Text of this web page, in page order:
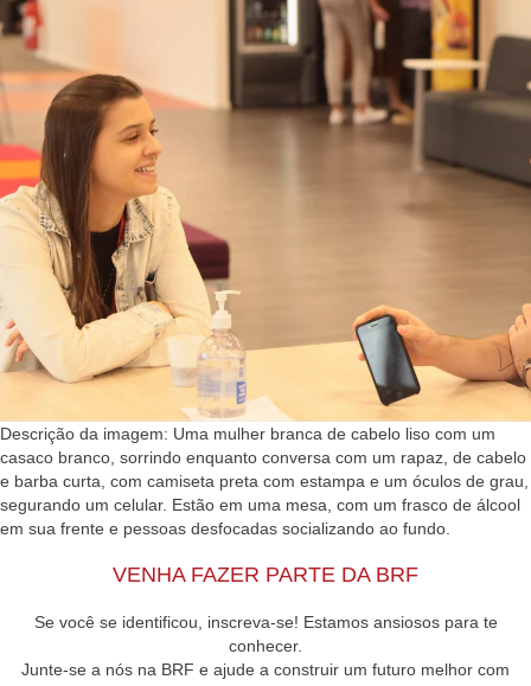
Descrição da imagem: Uma mulher branca de cabelo liso com um
casaco branco, sorrindo enquanto conversa com um rapaz, de cabelo
e barba curta, com camiseta preta com estampa e um óculos de grau,
segurando um celular. Estão em uma mesa, com um frasco de álcool
em sua frente e pessoas desfocadas socializando ao fundo.
VENHA FAZER PARTE DA BRF
Se você se identificou, inscreva-se! Estamos ansiosos para te
conhecer.
Junte-se a nós na BRF e ajude a construir um futuro melhor com